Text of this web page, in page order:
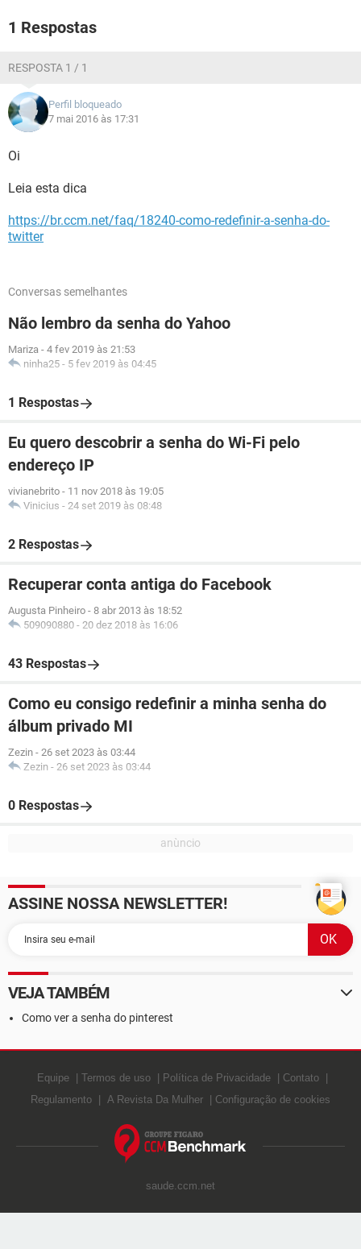
1 Respostas
RESPOSTA 1 / 1
Perfil bloqueado
7 mai 2016 às 17:31
Oi
Leia esta dica
https://br.ccm.net/faq/18240-como-redefinir-a-senha-do-
twitter
Conversas semelhantes
Não lembro da senha do Yahoo
Mariza - 4 fev 2019 às 21:53
ninha25 - 5 fev 2019 às 04:45
1 Respostas
Eu quero descobrir a senha do Wi-Fi pelo
endereço IP
vivianebrito - 11 nov 2018 às 19:05
Vinicius - 24 set 2019 às 08:48
2 Respostas
Recuperar conta antiga do Facebook
Augusta Pinheiro - 8 abr 2013 às 18:52
509090880 - 20 dez 2018 às 16:06
43 Respostas
Como eu consigo redefinir a minha senha do
álbum privado MI
Zezin - 26 set 2023 às 03:44
Zezin - 26 set 2023 às 03:44
0 Respostas
ASSINE NOSSA NEWSLETTER!
VEJA TAMBÉM
Como ver a senha do pinterest
Equipe Termos de uso Política de Privacidade
Contato
Regulamento
A Revista Da Mulher Configuração de cookies
saude.ccm.net